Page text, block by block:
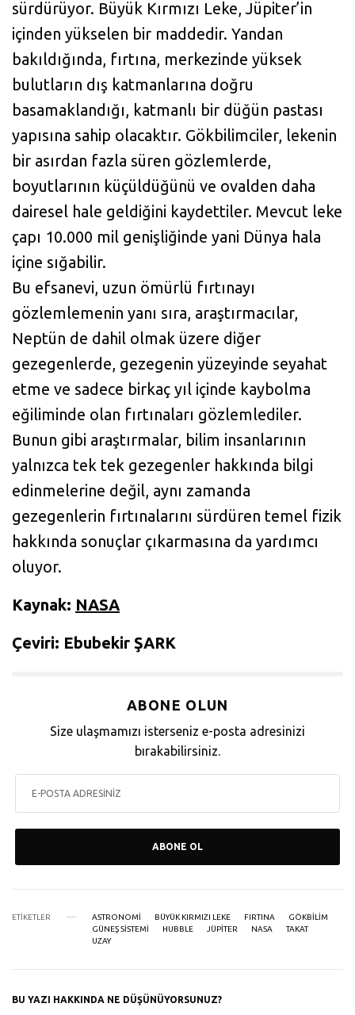
sürdürüyor. Büyük Kırmızı Leke, Jüpiter’in
içinden yükselen bir maddedir. Yandan
bakıldığında, fırtına, merkezinde yüksek
bulutların dış katmanlarına doğru
basamaklandığı, katmanlı bir düğün pastası
yapısına sahip olacaktır. Gökbilimciler, lekenin
bir asırdan fazla süren gözlemlerde,
boyutlarının küçüldüğünü ve ovalden daha
dairesel hale geldiğini kaydettiler. Mevcut leke
çapı 10.000 mil genişliğinde yani Dünya hala
içine sığabilir.
Bu efsanevi, uzun ömürlü fırtınayı
gözlemlemenin yanı sıra, araştırmacılar,
Neptün de dahil olmak üzere diğer
gezegenlerde, gezegenin yüzeyinde seyahat
etme ve sadece birkaç yıl içinde kaybolma
eğiliminde olan fırtınaları gözlemlediler.
Bunun gibi araştırmalar, bilim insanlarının
yalnızca tek tek gezegenler hakkında bilgi
edinmelerine değil, aynı zamanda
gezegenlerin fırtınalarını sürdüren temel fizik
hakkında sonuçlar çıkarmasına da yardımcı
oluyor.
Kaynak: NASA
Çeviri: Ebubekir ŞARK
ABONE OLUN
Size ulaşmamızı isterseniz e-posta adresinizi
bırakabilirsiniz.
ABONE OL
ETIKETLER ASTRONOMI BÜYÜK KIRMIZI LEKE FIRTINA
GÖKBILIM
GÜNEŞ SISTEMI
HUBBLE JÜPITER NASA
TAKAT
UZAY
BU YAZI HAKKINDA NE DÜŞÜNÜYORSUNUZ?